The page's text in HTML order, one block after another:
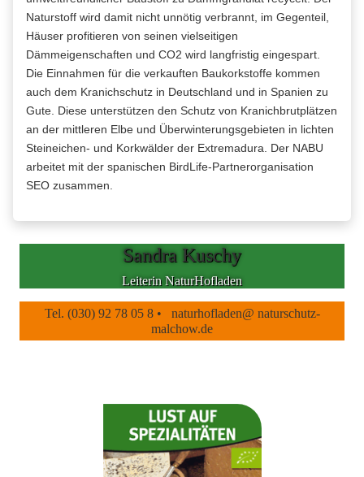
Naturstoff wird damit nicht unnötig verbrannt, im Gegenteil,
Häuser profitieren von seinen vielseitigen
Dämmeigenschaften und CO2 wird langfristig eingespart.
Die Einnahmen für die verkauften Baukorkstoffe kommen
auch dem Kranichschutz in Deutschland und in Spanien zu
Gute. Diese unterstützen den Schutz von Kranichbrutplätzen
an der mittleren Elbe und Überwinterungsgebieten in lichten
Steineichen- und Korkwälder der Extremadura. Der NABU
arbeitet mit der spanischen BirdLife-Partnerorganisation
SEO zusammen.
Sandra Kuschy
Leiterin NaturHofladen
Tel. (030) 92 78 05 8 • naturhofladen@ naturschutz-
malchow.de